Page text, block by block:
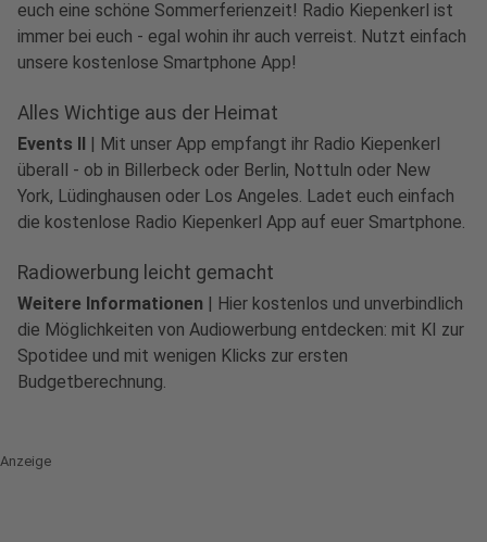
euch eine schöne Sommerferienzeit! Radio Kiepenkerl ist
immer bei euch - egal wohin ihr auch verreist. Nutzt einfach
unsere kostenlose Smartphone App!
Alles Wichtige aus der Heimat
Events II | Mit unser App empfangt ihr Radio Kiepenkerl
überall - ob in Billerbeck oder Berlin, Nottuln oder New
York, Lüdinghausen oder Los Angeles. Ladet euch einfach
die kostenlose Radio Kiepenkerl App auf euer Smartphone.
Radiowerbung leicht gemacht
Weitere Informationen | Hier kostenlos und unverbindlich
die Möglichkeiten von Audiowerbung entdecken: mit KI zur
Spotidee und mit wenigen Klicks zur ersten
Budgetberechnung.
Anzeige